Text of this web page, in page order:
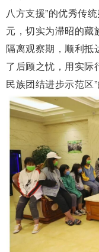
八方支援”的优秀传
元，切实为滞昭的藏
隔离观察期，顺利抵
了后顾之忧，用实际
民族团结进步示范区”